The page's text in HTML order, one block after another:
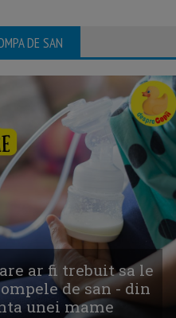
DE SAN
ar fi trebuit sa le
de san - din
unei mame